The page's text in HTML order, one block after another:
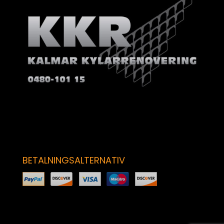
BETALNINGSALTERNATIV